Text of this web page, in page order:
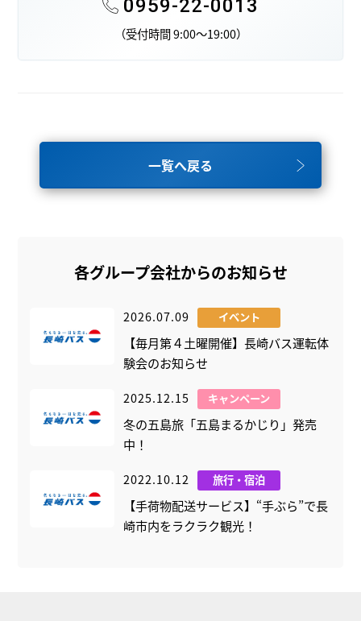
0959-22-0013
（受付時間 9:00～19:00）
一覧へ戻る
各グループ会社からのお知らせ
2026.07.09 イベント
【毎月第４土曜開催】長崎バス運転体
験会のお知らせ
2025.12.15 キャンペーン
冬の五島旅「五島まるかじり」発売
中！
2022.10.12 旅行・宿泊
【手荷物配送サービス】“手ぶら”で長
崎市内をラクラク観光！